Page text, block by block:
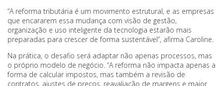
“A reforma tributária é um movimento estrutural, e as empresas
que encararem essa mudança com visão de gestão,
organização e uso inteligente da tecnologia estarão mais
preparadas para crescer de forma sustentável”, afirma Caroline.
Na prática, o desafio será adaptar não apenas processos, mas
o próprio modelo de negócio. “A reforma não impacta apenas a
forma de calcular impostos, mas também a revisão de
contratos, ajustes de preços, reavaliação de margens e maior